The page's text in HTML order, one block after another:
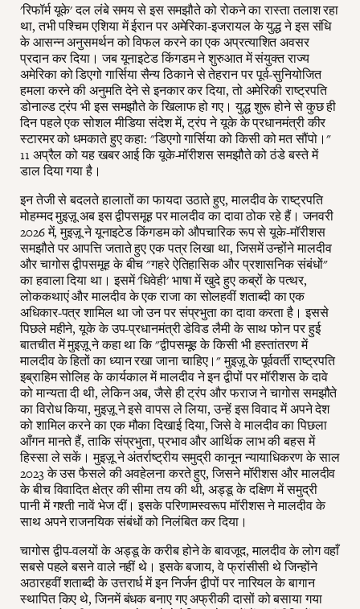
'रिफॉर्म यूके' दल लंबे समय से इस समझौते को रोकने का रास्ता तलाश रहा
था, तभी पश्चिम एशिया में ईरान पर अमेरिका-इजरायल के युद्ध ने इस संधि
के आसन्न अनुसमर्थन को विफल करने का एक अप्रत्याशित अवसर
प्रदान कर दिया। जब यूनाइटेड किंगडम ने शुरुआत में संयुक्त राज्य
अमेरिका को डिएगो गार्सिया सैन्य ठिकाने से तेहरान पर पूर्व-सुनियोजित
हमला करने की अनुमति देने से इनकार कर दिया, तो अमेरिकी राष्ट्रपति
डोनाल्ड ट्रंप भी इस समझौते के खिलाफ हो गए। युद्ध शुरू होने से कुछ ही
दिन पहले एक सोशल मीडिया संदेश में, ट्रंप ने यूके के प्रधानमंत्री कीर
स्टारमर को धमकाते हुए कहा: "डिएगो गार्सिया को किसी को मत सौंपो।"
11 अप्रैल को यह खबर आई कि यूके-मॉरीशस समझौते को ठंडे बस्ते में
डाल दिया गया है।
इन तेजी से बदलते हालातों का फायदा उठाते हुए, मालदीव के राष्ट्रपति
मोहम्मद मुइज़ू अब इस द्वीपसमूह पर मालदीव का दावा ठोक रहे हैं। जनवरी
2026 में, मुइज़ू ने यूनाइटेड किंगडम को औपचारिक रूप से यूके-मॉरीशस
समझौते पर आपत्ति जताते हुए एक पत्र लिखा था, जिसमें उन्होंने मालदीव
और चागोस द्वीपसमूह के बीच "गहरे ऐतिहासिक और प्रशासनिक संबंधों"
का हवाला दिया था। इसमें 'धिवेही' भाषा में खुदे हुए कब्रों के पत्थर,
लोककथाएं और मालदीव के एक राजा का सोलहवीं शताब्दी का एक
अधिकार-पत्र शामिल था जो उन पर संप्रभुता का दावा करता है। इससे
पिछले महीने, यूके के उप-प्रधानमंत्री डेविड लैमी के साथ फोन पर हुई
बातचीत में मुइज़ू ने कहा था कि "द्वीपसमूह के किसी भी हस्तांतरण में
मालदीव के हितों का ध्यान रखा जाना चाहिए।" मुइज़ू के पूर्ववर्ती राष्ट्रपति
इब्राहिम सोलिह के कार्यकाल में मालदीव ने इन द्वीपों पर मॉरीशस के दावे
को मान्यता दी थी, लेकिन अब, जैसे ही ट्रंप और फराज ने चागोस समझौते
का विरोध किया, मुइज़ू ने इसे वापस ले लिया, उन्हें इस विवाद में अपने देश
को शामिल करने का एक मौका दिखाई दिया, जिसे वे मालदीव का पिछला
आँगन मानते हैं, ताकि संप्रभुता, प्रभाव और आर्थिक लाभ की बहस में
हिस्सा ले सकें। मुइज़ू ने अंतर्राष्ट्रीय समुद्री कानून न्यायाधिकरण के साल
2023 के उस फैसले की अवहेलना करते हुए, जिसने मॉरीशस और मालदीव
के बीच विवादित क्षेत्र की सीमा तय की थी, अड्डू के दक्षिण में समुद्री
पानी में गश्ती नावें भेज दीं। इसके परिणामस्वरूप मॉरीशस ने मालदीव के
साथ अपने राजनयिक संबंधों को निलंबित कर दिया।
चागोस द्वीप-वलयों के अड्डू के करीब होने के बावजूद, मालदीव के लोग वहाँ
सबसे पहले बसने वाले नहीं थे। इसके बजाय, वे फ्रांसीसी थे जिन्होंने
अठारहवीं शताब्दी के उत्तरार्ध में इन निर्जन द्वीपों पर नारियल के बागान
स्थापित किए थे, जिनमें बंधक बनाए गए अफ्रीकी दासों को बसाया गया